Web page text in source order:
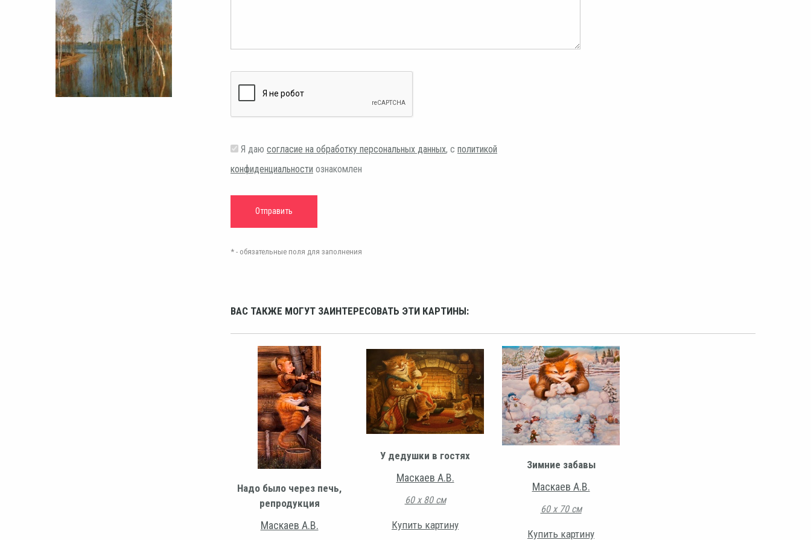
Я даю согласие на обработку персональных данных, с политикой
конфиденциальности ознакомлен
* - обязательные поля для заполнения
ВАС ТАКЖЕ МОГУТ ЗАИНТЕРЕСОВАТЬ ЭТИ КАРТИНЫ:
Надо было через печь,
репродукция
Маскаев А.В.
У дедушки в гостях
Маскаев А.В.
60 х 80 см
Купить картину
Зимние забавы
Маскаев А.В.
60 х 70 см
Купить картину